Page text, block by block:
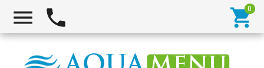
  